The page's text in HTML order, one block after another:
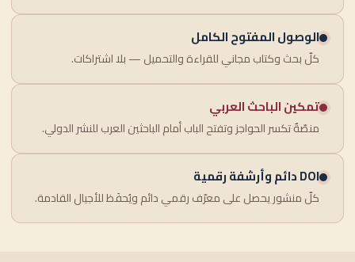
الوصول المفتوح الكامل
كلّ بحث وكتاب مجاني للقراءة والتحميل — بلا اشتراكات.
تمكين الباحث العربي
منصّةٌ تكسر الحواجز وتفتح الباب أمام الباحثين العرب للنشر الدولي.
DOI دائم وأرشفة رقمية
كلّ منشور يحصل على معرّف رقمي دائم ويُحفَظ للأجيال القادمة.